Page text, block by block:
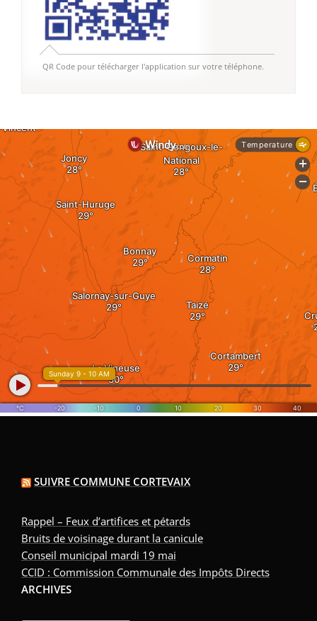
QR Code pour télécharger l'application sur votre téléphone.
SUIVRE COMMUNE CORTEVAIX
Rappel – Feux d’artifices et pétards
Bruits de voisinage durant la canicule
Conseil municipal mardi 19 mai
CCID : Commission Communale des Impôts Directs
ARCHIVES